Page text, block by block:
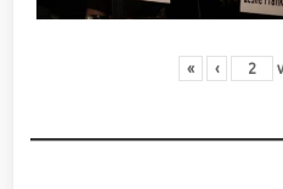
« ‹